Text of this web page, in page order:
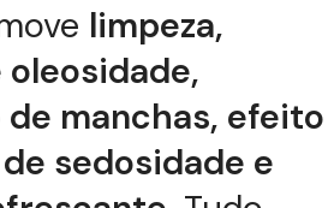
limpeza,
de manchas, efeito
sedosidade e